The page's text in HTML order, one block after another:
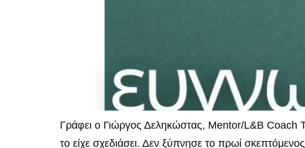
Γράφει ο Γιώργος Δεληκώστας, Mentor/L&B Coach
το είχε σχεδιάσει. Δεν ξύπνησε το πρωί